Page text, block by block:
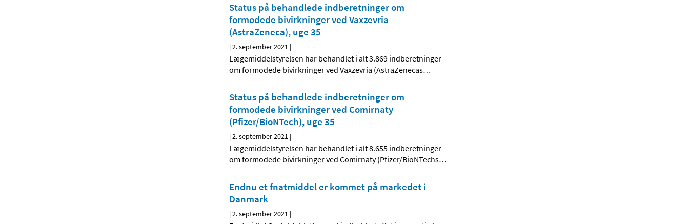
Status på behandlede indberetninger om
formodede bivirkninger ved Vaxzevria
(AstraZeneca), uge 35
|2. september 2021 |
Lægemiddelstyrelsen har behandlet i alt 3.869 indberetninger
om formodede bivirkninger ved Vaxzevria (AstraZenecas…
Status på behandlede indberetninger om
formodede bivirkninger ved Comirnaty
(Pfizer/BioNTech), uge 35
|2. september 2021 |
Lægemiddelstyrelsen har behandlet i alt 8.655 indberetninger
om formodede bivirkninger ved Comirnaty (Pfizer/BioNTechs…
Endnu et fnatmiddel er kommet på markedet i
Danmark
|2. september 2021 |